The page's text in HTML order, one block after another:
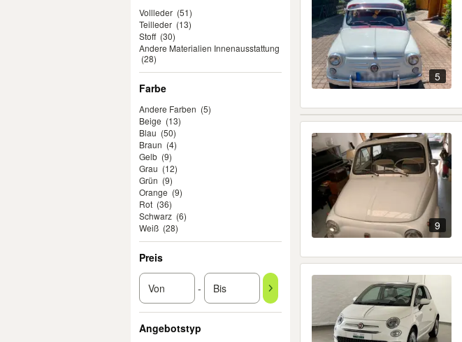
Vollleder (51)
Teilleder (13)
Stoff (30)
Andere Materialien Innenausstattung
(28)
Farbe
Andere Farben (5)
Beige (13)
Blau (50)
Braun (4)
Gelb (9)
Grau (12)
Grün (9)
Orange (9)
Rot (36)
Schwarz (6)
Weiß (28)
Preis
-
Angebotstyp
5
9